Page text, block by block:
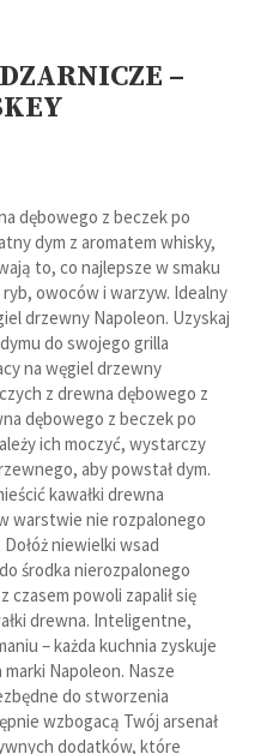
–
dębowego z beczek po
dym z aromatem whisky,
to, co najlepsze w smaku
owoców i warzyw. Idealny
drzewny Napoleon. Uzyskaj
do swojego grilla
na węgiel drzewny
z drewna dębowego z
dębowego z beczek po
ich moczyć, wystarczy
aby powstał dym.
kawałki drewna
warstwie nie rozpalonego
niewielki wsad
środka nierozpalonego
czasem powoli zapalił się
drewna. Inteligentne,
– każda kuchnia zyskuje
Napoleon. Nasze
do stworzenia
wzbogacą Twój arsenał
dodatków, które